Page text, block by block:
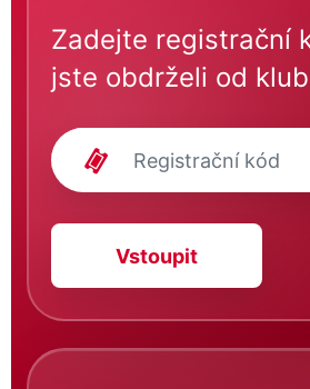
Zadejte registrační
jste obdrželi od
Vstoupit